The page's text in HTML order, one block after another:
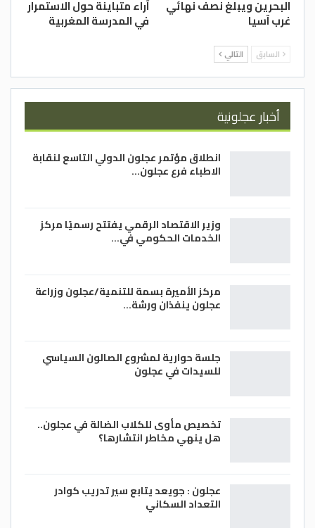
الولايات المتحدة يوم الأربعاء 30 من الشهر
مبارياته كافة في صالة “مول أوف آسيا أرينا”
بالعاصمة الفلبينية مانيلا.
خالد تيسير العميري/ الغد
البحرين ويبلغ نصف نهائي
غرب آسيا
آراء متباينة حول الاستمرار
في المدرسة المغربية
السابق التالي
أخبار عجلونية
انطلاق مؤتمر عجلون الدولي التاسع لنقابة
الاطباء فرع عجلون…
وزير الاقتصاد الرقمي يفتتح رسميًا مركز
الخدمات الحكومي في…
مركز الأميرة بسمة للتنمية/عجلون وزراعة
عجلون ينفذان ورشة…
جلسة حوارية لمشروع الصالون السياسي
للسيدات في عجلون
تخصيص مأوى للكلاب الضالة في عجلون..
هل ينهي مخاطر انتشارها؟
عجلون : جويعد يتابع سير تدريب كوادر
التعداد السكاني